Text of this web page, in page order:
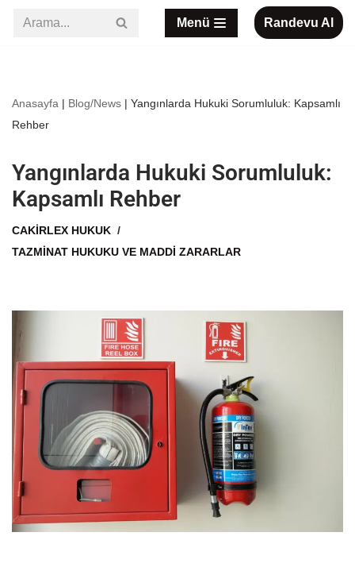
Menü Randevu Al
Anasayfa | Blog/News | Yangınlarda Hukuki Sorumluluk: Kapsamlı
Rehber
Yangınlarda Hukuki Sorumluluk:
Kapsamlı Rehber
CAKIRLEX HUKUK
TAZMINAT HUKUKU VE MADDI ZARARLAR